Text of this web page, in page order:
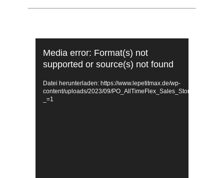
Player
Media error: Format(s) not
supported or source(s) not found
Datei herunterladen: https://www.lepetitmax.de/wp-
content/uploads/2023/09/
_=1